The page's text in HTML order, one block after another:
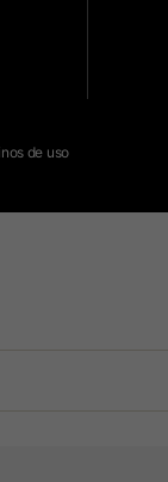
de uso